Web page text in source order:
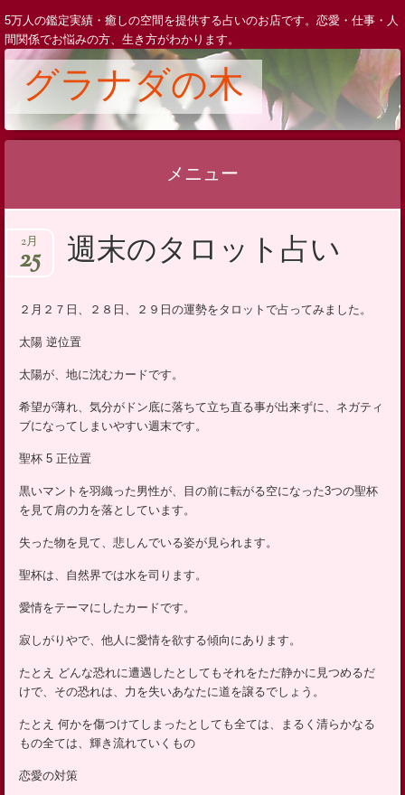
5万人の鑑定実績・癒しの空間を提供する占いのお店です。恋愛・仕事・人
間関係でお悩みの方、生き方がわかります。
グラナダの木
メニュー
ン
へ
ス
ッ
週末のタロット占い
2月
25
２月２７日、２８日、２９日の運勢をタロットで占ってみました。
太陽 逆位置
太陽が、地に沈むカードです。
希望が薄れ、気分がドン底に落ちて立ち直る事が出来ずに、ネガティ
ブになってしまいやすい週末です。
聖杯 5 正位置
黒いマントを羽織った男性が、目の前に転がる空になった3つの聖杯
を見て肩の力を落としています。
失った物を見て、悲しんでいる姿が見られます。
聖杯は、自然界では水を司ります。
愛情をテーマにしたカードです。
寂しがりやで、他人に愛情を欲する傾向にあります。
たとえ どんな恐れに遭遇したとしてもそれをただ静かに見つめるだ
けで、その恐れは、力を失いあなたに道を譲るでしょう。
たとえ 何かを傷つけてしまったとしても全ては、まるく清らかなる
もの全ては、輝き流れていくもの
恋愛の対策